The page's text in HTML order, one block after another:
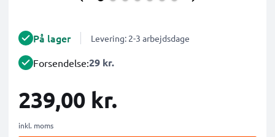
På lager Levering: 2-3 arbejdsdage
Forsendelse:29 kr.
239,00 kr.
inkl. moms